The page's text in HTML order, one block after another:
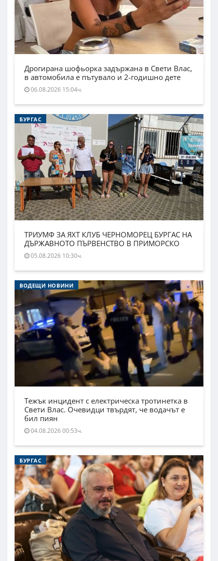
Дрогирана шофьорка задържана в Свети Влас,
в автомобила е пътувало и 2-годишно дете
06.08.2026 15:04ч.
БУРГАС
ТРИУМФ ЗА ЯХТ КЛУБ ЧЕРНОМОРЕЦ БУРГАС НА
ДЪРЖАВНОТО ПЪРВЕНСТВО В ПРИМОРСКО
05.08.2026 10:30ч.
ВОДЕЩИ НОВИНИ
Тежък инцидент с електрическа тротинетка в
Свети Влас. Очевидци твърдят, че водачът е
бил пиян
04.08.2026 00:53ч.
БУРГАС